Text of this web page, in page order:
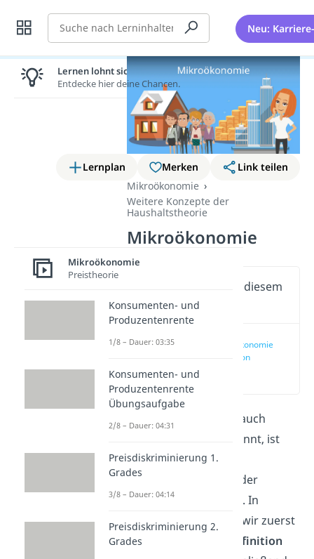
Suche Neu:
Lernplan Merken
Link teilen
Mikroökonomie
Weitere Konzepte der
Haushaltstheorie
Mikroökonomie
Wichtige Inhalte in diesem
Video
Mikroökonomie
Definition
, auch
genannt, ist
zusammen mit der
Makroökonomie
Teil der
Volkswirtschaftslehre. In
diesem Artikel gehen wir zuerst
auf die allgemeine
Definition
Lernen lohnt sich!
Entdecke hier deine Chancen.
Mikroökonomie
Preistheorie
Konsumenten- und
Produzentenrente
1/8 – Dauer: 03:35
Konsumenten- und
Produzentenrente
Übungsaufgabe
2/8 – Dauer: 04:31
Preisdiskriminierung 1.
Grades
3/8 – Dauer: 04:14
Preisdiskriminierung 2.
Grades